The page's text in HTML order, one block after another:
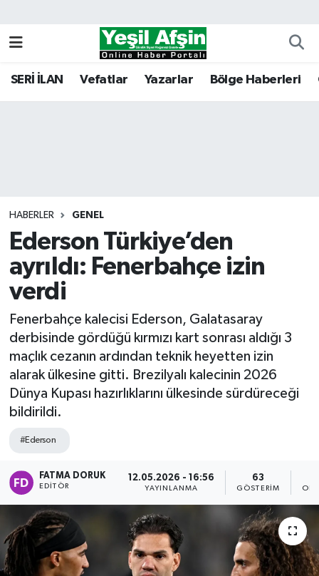
SERİ İLAN Vefatlar Yazarlar Bölge Haberleri
HABERLER GENEL
Ederson Türkiye’den
ayrıldı: Fenerbahçe izin
verdi
Fenerbahçe kalecisi Ederson, Galatasaray
derbisinde gördüğü kırmızı kart sonrası aldığı 3
maçlık cezanın ardından teknik heyetten izin
alarak ülkesine gitti. Brezilyalı kalecinin 2026
Dünya Kupası hazırlıklarını ülkesinde sürdüreceği
bildirildi.
#Ederson
FATMA DORUK
EDITÖR
12.05.2026 - 16:56
YAYINLANMA
63
GÖSTERIM
Kahramanmaraş Nöbetçi Eczaneler
Tüm Manşetler
Son Dakika Haberleri